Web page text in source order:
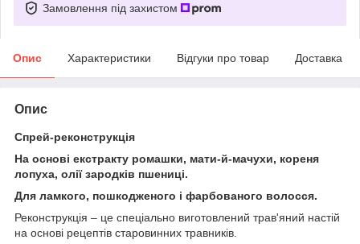
Замовлення під захистом
Опис Характеристики Відгуки про товар Доставка
Опис
Спрей-реконструкція
На основі екстракту ромашки, мати-й-мачухи, кореня
лопуха, олії зародків пшениці.
Для ламкого, пошкодженого і фарбованого волосся.
Реконструкція – це спеціально виготовлений трав'яний настій
на основі рецептів старовинних травників.